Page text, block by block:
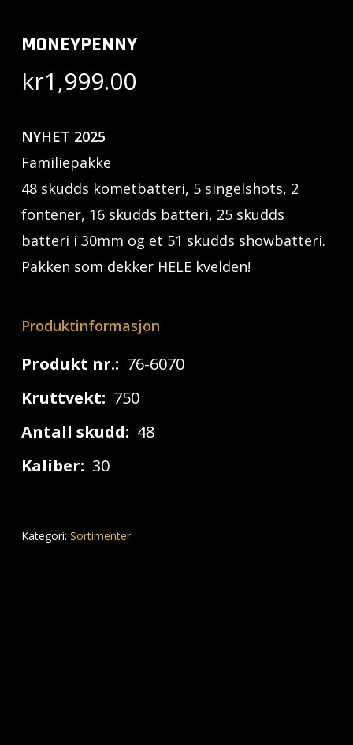
MONEYPENNY
kr1,999.00
NYHET 2025
Familiepakke
48 skudds kometbatteri, 5 singelshots, 2
fontener, 16 skudds batteri, 25 skudds
batteri i 30mm og et 51 skudds showbatteri.
Pakken som dekker HELE kvelden!
Produktinformasjon
Produkt nr.: 76-6070
Kruttvekt: 750
Antall skudd: 48
Kaliber: 30
Kategori: Sortimenter